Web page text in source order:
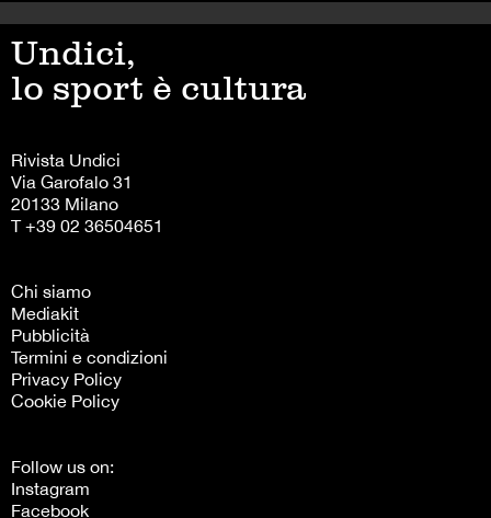
Undici,
lo sport è cultura
Rivista Undici
Via Garofalo 31
20133 Milano
T +39 02 36504651
Chi siamo
Mediakit
Pubblicità
Termini e condizioni
Privacy Policy
Cookie Policy
Follow us on:
Instagram
Facebook